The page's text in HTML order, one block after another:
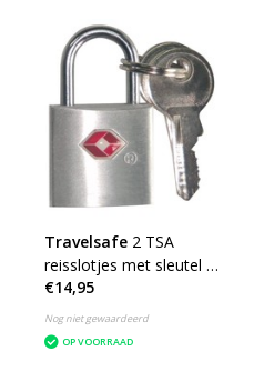
Travelsafe 2 TSA
reisslotjes met sleutel -
set van 2 - geschikt voor
ritsen
€14,95
Nog niet gewaardeerd
OP VOORRAAD